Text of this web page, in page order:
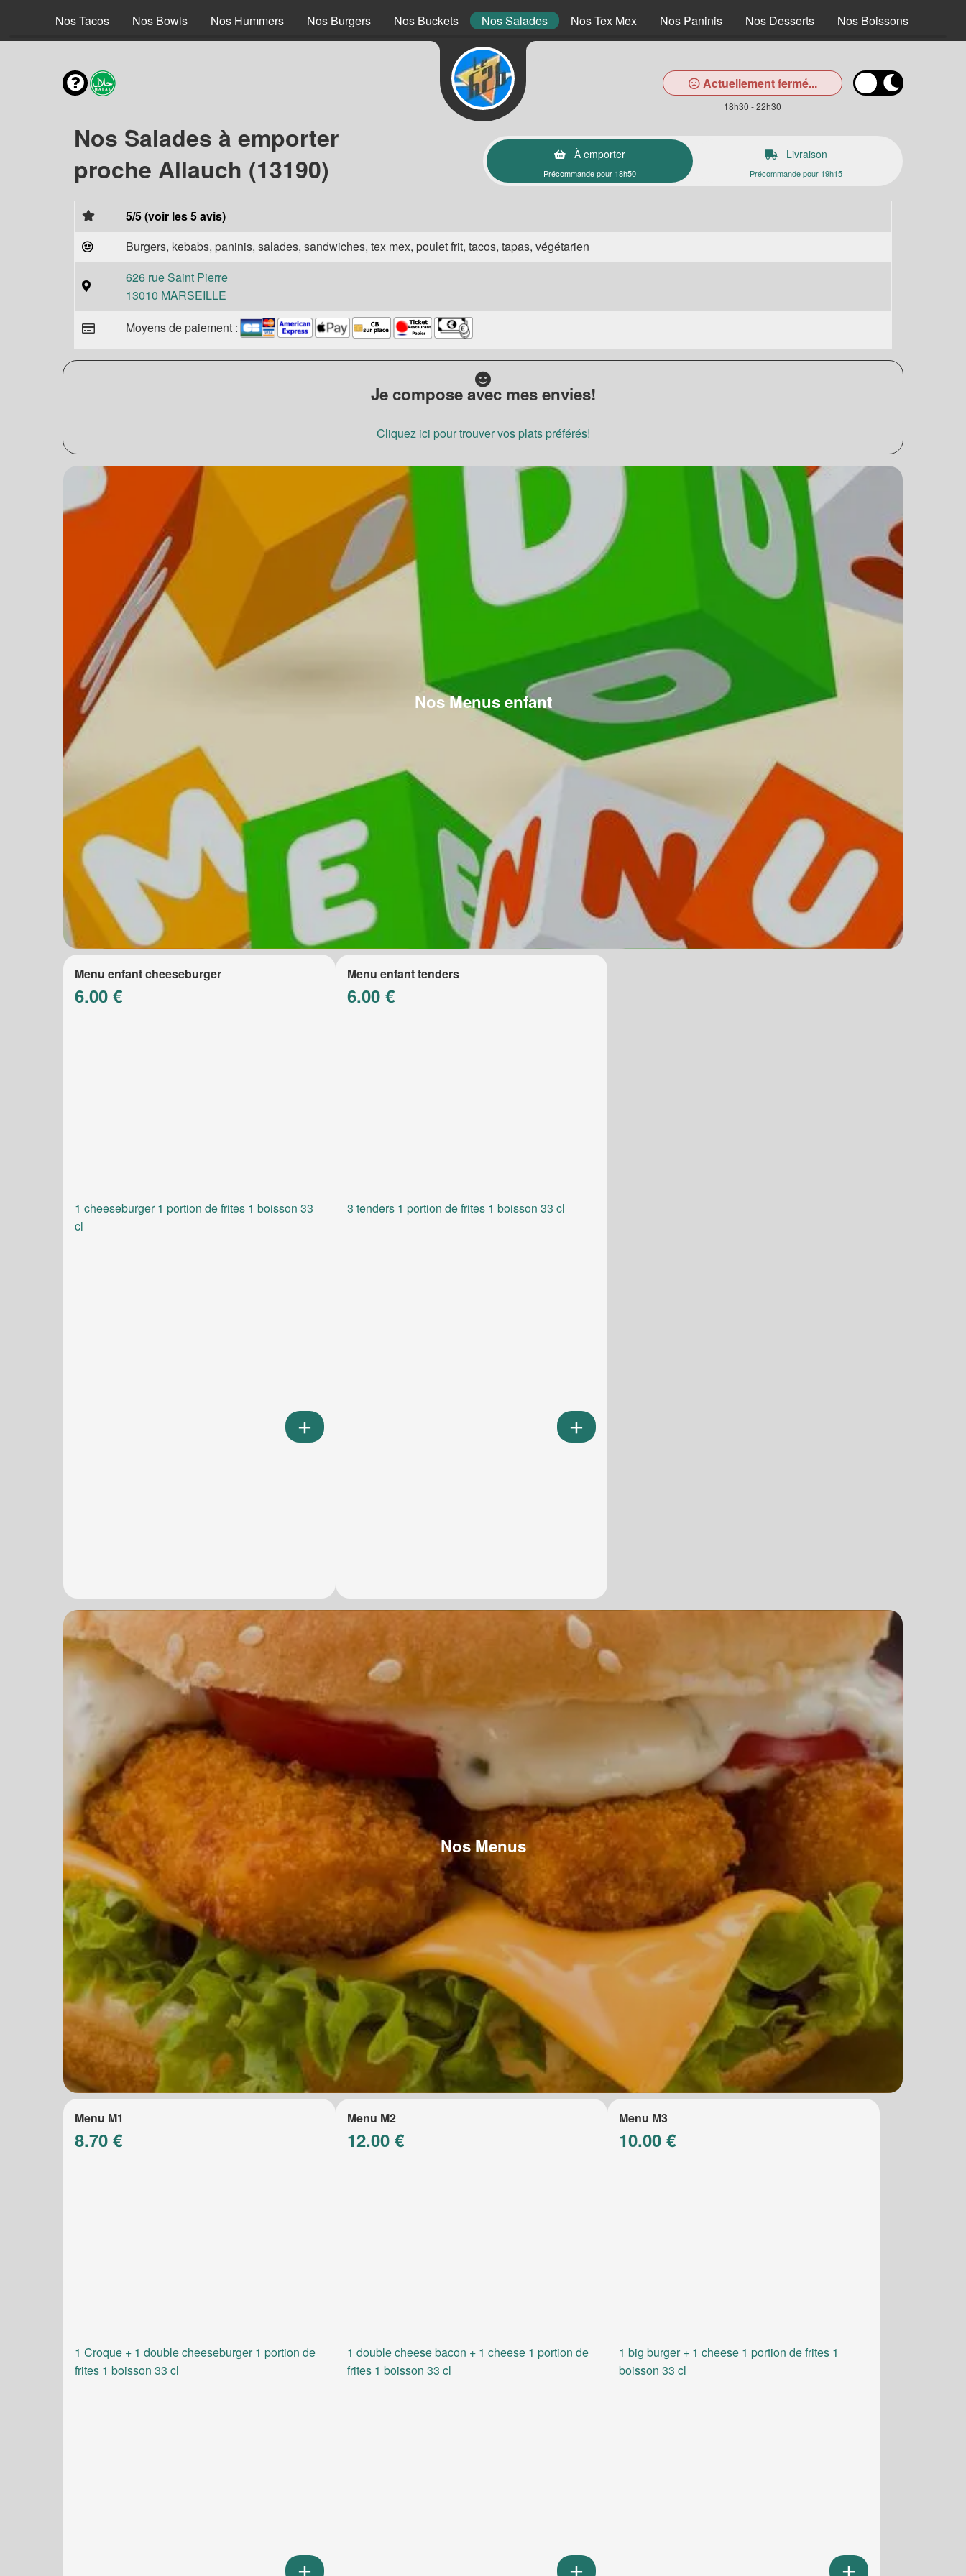
Nos Tacos Nos Bowls Nos Hummers Nos Burgers Nos Buckets Nos Salades Nos Tex Mex Nos Paninis Nos Desserts Nos Boissons
Actuellement fermé...
18h30 - 22h30
Nos Salades à emporter
proche Allauch (13190)
À emporter
Précommande pour 18h50
Livraison
Précommande pour 19h15
5/5 (voir les 5 avis)
Burgers, kebabs, paninis, salades, sandwiches, tex mex, poulet frit, tacos, tapas, végétarien
626 rue Saint Pierre
13010 MARSEILLE
Moyens de paiement :
Je compose avec mes envies!
Cliquez ici pour trouver vos plats préférés!
Nos Menus enfant
Menu enfant cheeseburger
6.00 €
1 cheeseburger 1 portion de frites 1 boisson 33
cl
Menu enfant tenders
6.00 €
3 tenders 1 portion de frites 1 boisson 33 cl
Nos Menus
Menu M1
8.70 €
1 Croque + 1 double cheeseburger 1 portion de
frites 1 boisson 33 cl
Menu M2
12.00 €
1 double cheese bacon + 1 cheese 1 portion de
frites 1 boisson 33 cl
Menu M3
10.00 €
1 big burger + 1 cheese 1 portion de frites 1
boisson 33 cl